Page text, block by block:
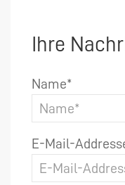
Ihre
Name*
E-Mail-